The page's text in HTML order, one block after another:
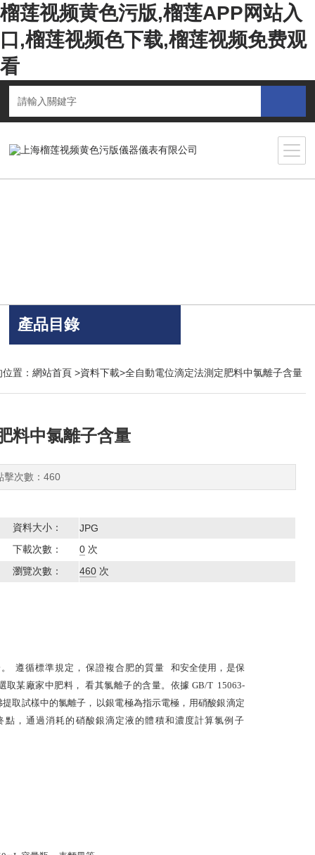
榴莲视频黄色污版,榴莲APP网站入
口,榴莲视频色下载,榴莲视频免费观
看
產品目錄
置： 網站首頁>資料下載>全自動電位滴定法測定肥料中氯離子含量
料中氯離子含量
次數：460
資料大小：
JPG
下載次數：
0次
瀏覽次數：
460次
遵循標準規定， 保證複合肥的質量
和安全使用，是保
取某廠家中肥料，
看其氯離子的含量。依據 GB/T 15063-
提取試樣中的氯離子，
以銀電極為指示電極， 用硝酸銀滴定
， 通過消耗的硝酸銀滴定液的體積和濃度計算氯例子